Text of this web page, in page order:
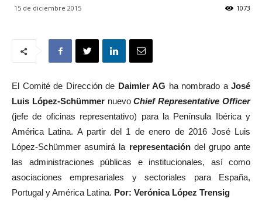
15 de diciembre 2015 1073
El Comité de Dirección de Daimler AG ha nombrado aJosé
Luis López-SchümmernuevoChief Representative Officer
(jefe de oficinas representativo) para la Península Ibérica y
América Latina. A partir del 1 de enero de 2016 José Luis
López-Schümmer asumirá la representacióndel grupo ante
las administraciones públicas e institucionales, así como
asociaciones empresariales y sectoriales para España,
Portugal y América Latina. Por: Verónica López Trensig